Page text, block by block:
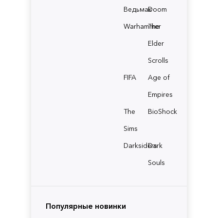
ВедьмакDoom
Warhammer
The
Elder
Scrolls
FIFA
Age of
Empires
The
Sims
BioShock
Darksiders
Dark
Souls
Популярные новинки